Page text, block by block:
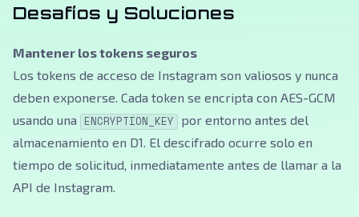
Desafíos y Soluciones
Mantener los tokens seguros
Los tokens de acceso de Instagram son valiosos y nunca
deben exponerse. Cada token se encripta con AES-GCM
usando una ENCRYPTION_KEY por entorno antes del
almacenamiento en D1. El descifrado ocurre solo en
tiempo de solicitud, inmediatamente antes de llamar a la
API de Instagram.